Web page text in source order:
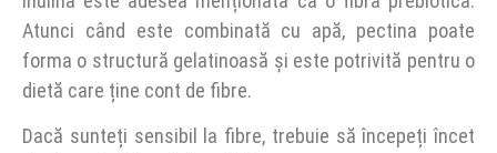
Atunci când este combinată cu apă, pectina poate
forma o structură gelatinoasă și este potrivită pentru o
dietă care ține cont de fibre.
Dacă sunteți sensibil la fibre, trebuie să începeți încet